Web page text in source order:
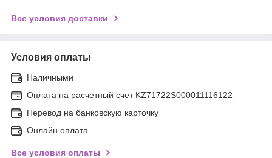
Все условия доставки
Условия оплаты
Наличными
Оплата на расчетный счет KZ71722S000011116122
Перевод на банковскую карточку
Онлайн оплата
Все условия оплаты